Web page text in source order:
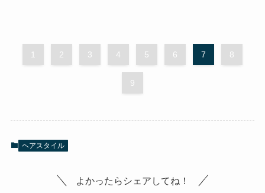
1 2 3 4 5 6 7 8
9
ヘアスタイル
よかったらシェアしてね！